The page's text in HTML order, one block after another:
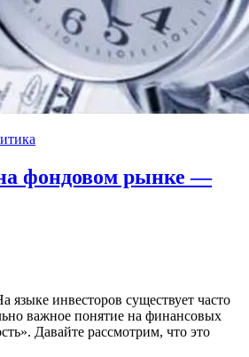
фондовом рынке —
языке инвесторов существует часто
важное понятие на финансовых
Давайте рассмотрим, что это